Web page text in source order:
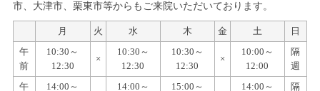
市、大津市、栗東市等からもご来院いただいております。
月 火 水 木 金 土
日
午
前
10:30～
12:30
×
10:30～
12:30
10:30～
12:30
×
10:00～
12:00
隔
週
午
14:00～
14:00～
15:00～
14:00～
隔